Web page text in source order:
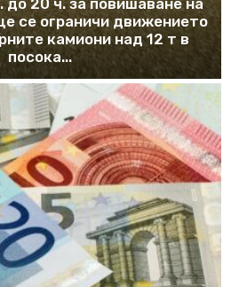
се ограничи движението
камиони над 12 т в
посока...